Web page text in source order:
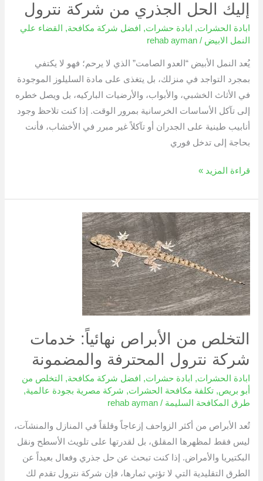
إليك الحل الجذري من شركة نترول
ابادة الحشرات, ابادة حشرات, افضل شركة مكافحة,
القضاء علي
النمل الابيض /
rehab ayman
يُعد النمل الأبيض “العدو الصامت” الذي لا يرحم؛ فهو لا يكتفي
بمجرد التواجد في منزلك، بل يتغذى على مادة السليلوز الموجودة
في الأثاث الخشبي، والأبواب، والأرضيات الباركيه، بل ويصل خطره
إلى تآكل الأساسات الخرسانية بمرور الوقت. إذا كنت تلاحظ وجود
أنابيب طينية على الجدران أو تآكلاً غير مبرر في الأخشاب، فأنت
بحاجة إلى تدخل فوري
شركة
نترول
قراءة المزيد »
التخلص من الأبراص نهائياً: خدمات
شركة نترول المحترفة والمضمونة
ابادة الحشرات, ابادة حشرات, افضل شركة مكافحة,
التخلص من
أبو بريص,تكلفة مكافحة الحشرات, شركة مصرية بجودة عالمية,
طرق المكافحة السليمة /
rehab ayman
تُعد الأبراص من أكثر الزواحف إزعاجاً وقلقاً في المنازل والمنشآت،
ليس فقط لمظهرها المقلق، بل لقدرتها على تلويث الأسطح ونقل
البكتيريا والأمراض. إذا كنت تبحث عن حل جذري وفعال بعيداً عن
الطرق التقليدية التي لا تؤتي ثمارها، فإن شركة نترول تقدم لك
التخلص
من
الأبراص
نهائياً:
خدمات
شركة
نترول
المحترفة
والمضمونة